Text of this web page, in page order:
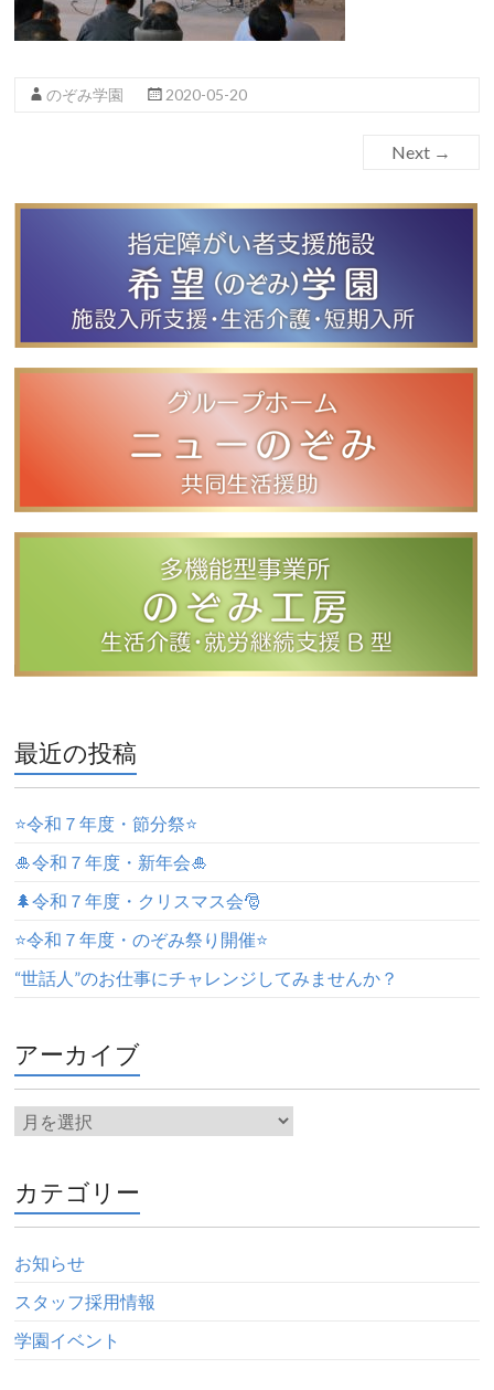
のぞみ学園 2020-05-20
Next →
最近の投稿
⭐️令和７年度・節分祭⭐️
🎍令和７年度・新年会🎍
🌲令和７年度・クリスマス会🎅
⭐️令和７年度・のぞみ祭り開催⭐️
“世話人”のお仕事にチャレンジしてみませんか？
アーカイブ
カテゴリー
お知らせ
スタッフ採用情報
学園イベント